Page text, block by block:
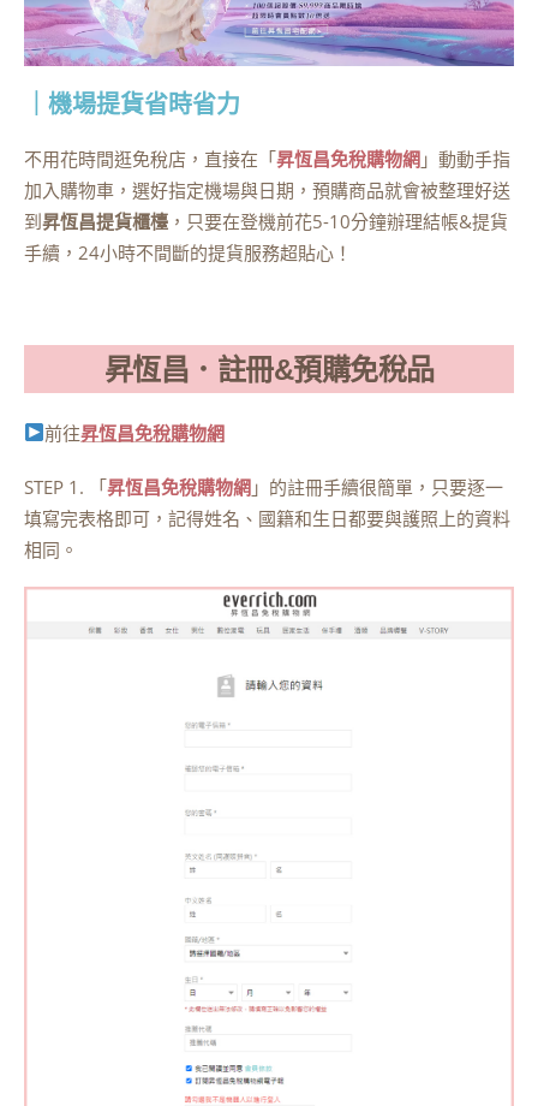
｜機場提貨省時省力
不用花時間逛免稅店，直接在「昇恆昌免稅購物網 」動動手指
加入購物車，選好指定機場與日期，預購商品就會被整理好送
到昇恆昌提貨櫃檯 ，只要在登機前花5-10分鐘辦理結帳&提貨
手續，24小時不間斷的提貨服務超貼心！
昇恆昌．註冊&預購免稅品
前往昇恆昌免稅購物網
STEP 1. 「昇恆昌免稅購物網 」的註冊手續很簡單，只要逐一
填寫完表格即可，記得姓名、國籍和生日都要與護照上的資料
相同。